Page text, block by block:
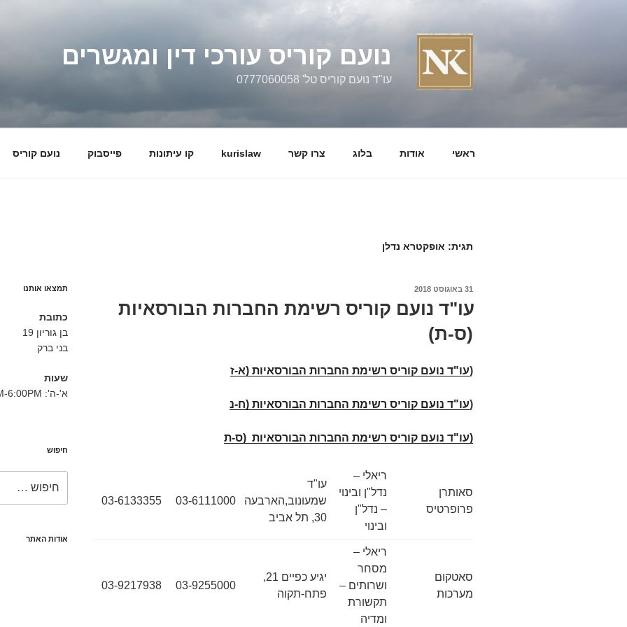
נועם קוריס עורכי דין ומגשרים
עו"ד נועם קוריס טל' 0777060058
ראשי אודות בלוג צרו קשר kurislaw קו עיתונות פייסבוק נועם קוריס
תגית: אופקטרא נדלן
פורסם
31 באוגוסט 2018
עו"ד נועם קוריס רשימת החברות הבורסאיות
(ס-ת)
(עו"ד נועם קוריס רשימת החברות הבורסאיות (א-ז
(עו"ד נועם קוריס רשימת החברות הבורסאיות (ח-נ
(עו"ד נועם קוריס רשימת החברות הבורסאיות (ס-ת
סאותרן
פרופרטיס
ריאלי –
נדל"ן ובינוי
– נדל"ן
ובינוי
עו"ד
שמעונוב,הארבעה
30, תל אביב
03-6111000
03-6133355
סאטקום
מערכות
ריאלי –
מסחר
ושרותים –
תקשורת
ומדיה
יגיע כפיים 21,
פתח-תקוה
03-9255000
03-9217938
תמצאו אותנו
כתובת
בן גוריון 19
בני ברק
שעות
א'-ה': 8:30AM-6:00PM
חיפוש
אודות האתר